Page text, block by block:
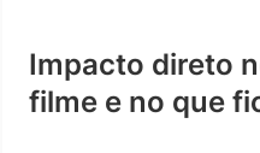
Impacto direto
filme e no que